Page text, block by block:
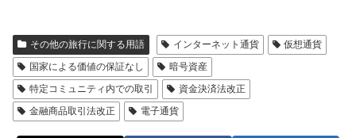
その他の旅行に関する用語 インターネット通貨
仮想通貨
国家による価値の保証なし
暗号資産
特定コミュニティ内での取引
資金決済法改正
金融商品取引法改正
電子通貨